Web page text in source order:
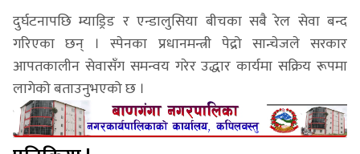
दुर्घटनापछि म्याड्रिड र एन्डालुसिया बीचका सबै रेल सेवा बन्द
गरिएका छन् । स्पेनका प्रधानमन्त्री पेद्रो सान्चेजले सरकार
आपतकालीन सेवासँग समन्वय गरेर उद्धार कार्यमा सक्रिय रूपमा
लागेको बताउनुभएको छ ।